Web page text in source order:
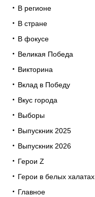
В регионе
В стране
В фокусе
Великая Победа
Викторина
Вклад в Победу
Вкус города
Выборы
Выпускник 2025
Выпускник 2026
Герои Z
Герои в белых халатах
Главное